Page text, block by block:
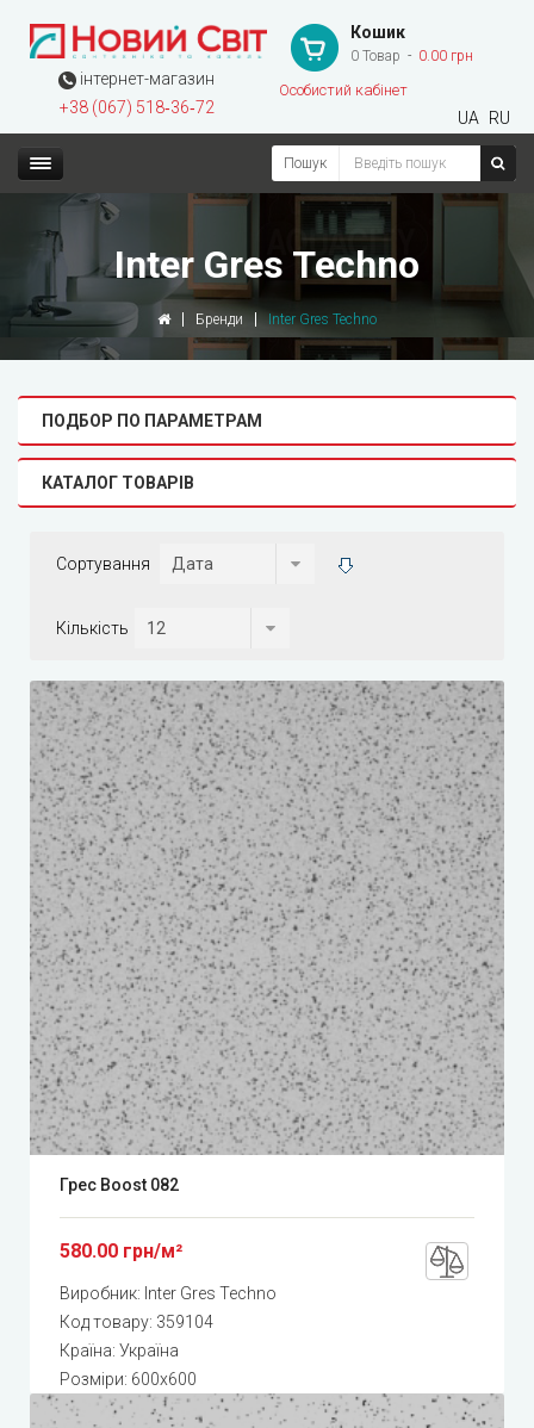
інтернет-магазин
+38 (067) 518‑36‑72
Кошик
0 Товар 0.00 грн
Особистий кабінет
UA RU
Пошук
Inter Gres Techno
Бренди Inter Gres Techno
ПОДБОР ПО ПАРАМЕТРАМ
КАТАЛОГ ТОВАРІВ
Сортування
Кількість
Грес Boost 082
580.00 грн/м²
Виробник: Inter Gres Techno
Код товару: 359104
Країна: Україна
Розміри: 600x600